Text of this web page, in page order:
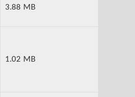
3.88 MB
1.02 MB